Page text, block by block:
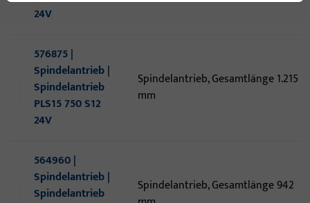
24V
576875 |
Spindelantrieb |
Spindelantrieb
PLS15 750 S12
24V
Spindelantrieb, Gesamtlänge 1.215
mm
564960 |
Spindelantrieb |
Spindelantrieb
Spindelantrieb, Gesamtlänge 942